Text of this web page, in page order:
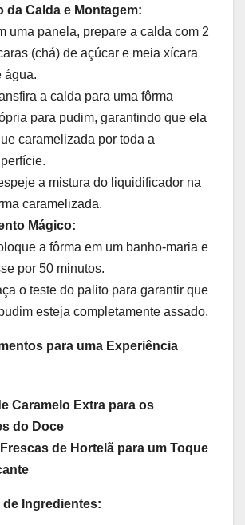
da Calda e Montagem:
uma panela, prepare a calda com 2
(chá) de açúcar e meia xícara
água.
a calda para uma fôrma
para pudim, garantindo que ela
caramelizada por toda a
a mistura do liquidificador na
caramelizada.
Mágico:
a fôrma em um banho-maria e
por 50 minutos.
o teste do palito para garantir que
esteja completamente assado.
para uma Experiência
Caramelo Extra para os
do Doce
de Hortelã para um Toque
Ingredientes: